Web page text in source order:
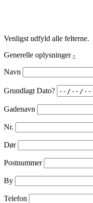
Venligst udfyld alle felterne.
Generelle oplysninger -
Navn
Grundlagt Dato?
Gadenavn
Nr.
Dør
Postnummer
By
Telefon